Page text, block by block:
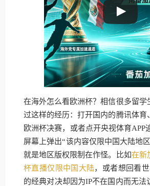
在海外怎么看欧洲杯？相信很多留学
过这样的经历：打开国内的腾讯体育
欧洲杯决赛，或者点开央视体育APP
屏幕上弹出“该内容仅限中国大陆
就是地区版权限制在作怪。比如在新
杯直播仅限中国大陆，或者想回看
的经典对决却因为IP不在国内而无法